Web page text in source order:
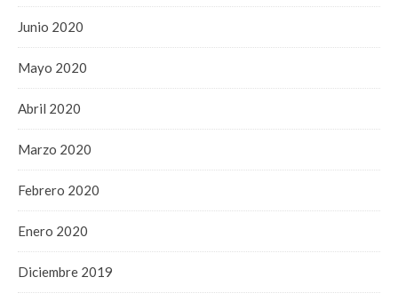
Junio 2020
Mayo 2020
Abril 2020
Marzo 2020
Febrero 2020
Enero 2020
Diciembre 2019